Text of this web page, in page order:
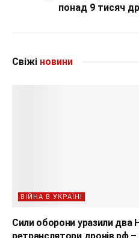
понад 9 тисяч
Свіжі новини
ВІЙНА В УКРАЇНІ
Сили оборони уразили два